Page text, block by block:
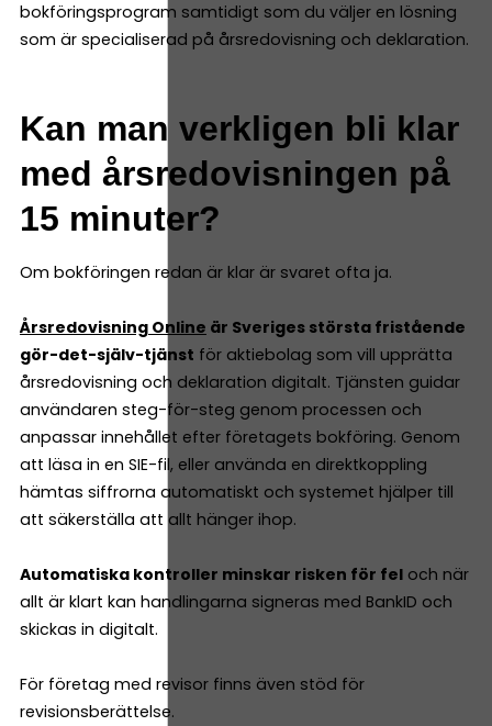
bokföringsprogram samtidigt som du väljer en lösning
som är specialiserad på årsredovisning och deklaration.
Kan man verkligen bli klar
med årsredovisningen på
15 minuter?
Om bokföringen redan är klar är svaret ofta ja.
Årsredovisning Online är Sveriges största fristående
gör-det-själv-tjänst för aktiebolag som vill upprätta
årsredovisning och deklaration digitalt. Tjänsten guidar
användaren steg-för-steg genom processen och
anpassar innehållet efter företagets bokföring. Genom
att läsa in en SIE-fil, eller använda en direktkoppling
hämtas siffrorna automatiskt och systemet hjälper till
att säkerställa att allt hänger ihop.
Automatiska kontroller minskar risken för fel och när
allt är klart kan handlingarna signeras med BankID och
skickas in digitalt.
För företag med revisor finns även stöd för
revisionsberättelse.